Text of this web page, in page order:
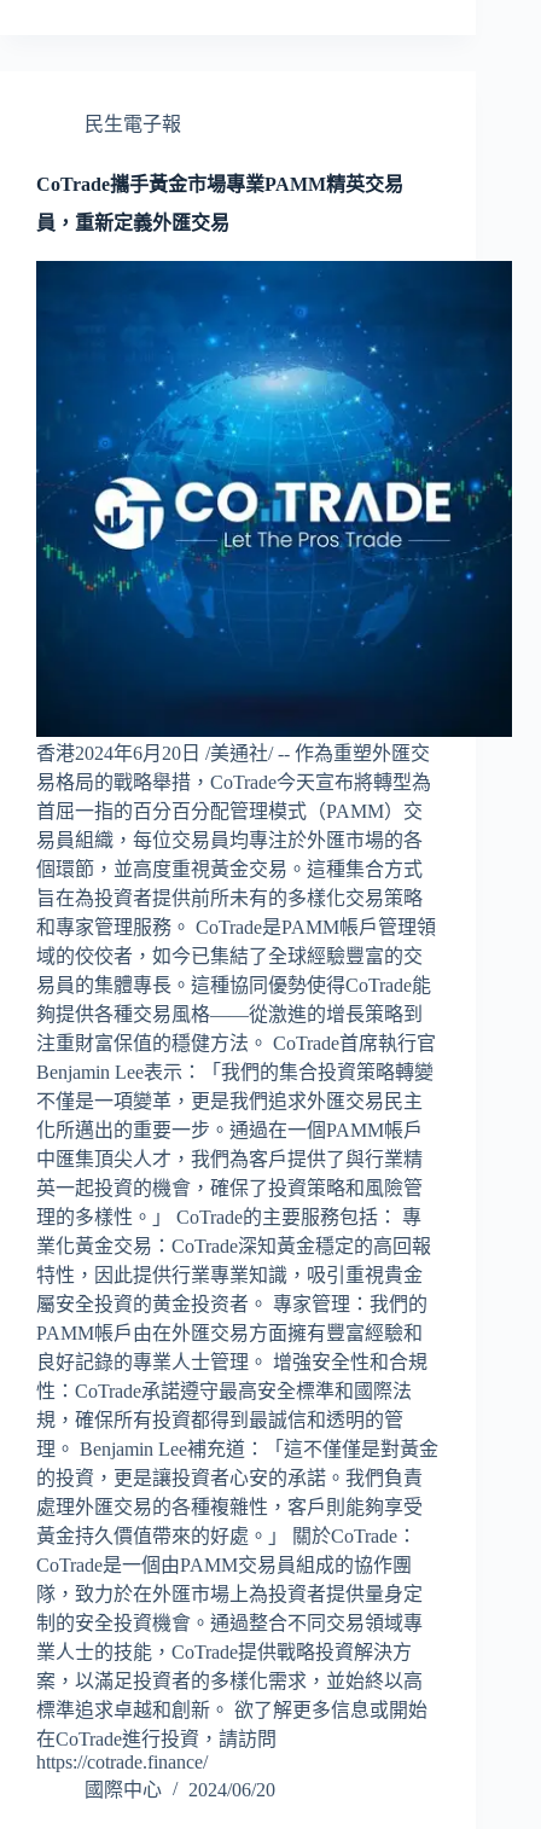
民生電子報
CoTrade攜手黃金市場專業PAMM精英交易
員，重新定義外匯交易
香港2024年6月20日 /美通社/ -- 作為重塑外匯交
易格局的戰略舉措，CoTrade今天宣布將轉型為
首屈一指的百分百分配管理模式（PAMM）交
易員組織，每位交易員均專注於外匯市場的各
個環節，並高度重視黃金交易。這種集合方式
旨在為投資者提供前所未有的多樣化交易策略
和專家管理服務。 CoTrade是PAMM帳戶管理領
域的佼佼者，如今已集結了全球經驗豐富的交
易員的集體專長。這種協同優勢使得CoTrade能
夠提供各種交易風格——從激進的增長策略到
注重財富保值的穩健方法。 CoTrade首席執行官
Benjamin Lee表示：「我們的集合投資策略轉變
不僅是一項變革，更是我們追求外匯交易民主
化所邁出的重要一步。通過在一個PAMM帳戶
中匯集頂尖人才，我們為客戶提供了與行業精
英一起投資的機會，確保了投資策略和風險管
理的多樣性。」 CoTrade的主要服務包括： 專
業化黃金交易：CoTrade深知黃金穩定的高回報
特性，因此提供行業專業知識，吸引重視貴金
屬安全投資的黄金投资者。 專家管理：我們的
PAMM帳戶由在外匯交易方面擁有豐富經驗和
良好記錄的專業人士管理。 增強安全性和合規
性：CoTrade承諾遵守最高安全標準和國際法
規，確保所有投資都得到最誠信和透明的管
理。 Benjamin Lee補充道：「這不僅僅是對黃金
的投資，更是讓投資者心安的承諾。我們負責
處理外匯交易的各種複雜性，客戶則能夠享受
黃金持久價值帶來的好處。」 關於CoTrade：
CoTrade是一個由PAMM交易員組成的協作團
隊，致力於在外匯市場上為投資者提供量身定
制的安全投資機會。通過整合不同交易領域專
業人士的技能，CoTrade提供戰略投資解決方
案，以滿足投資者的多樣化需求，並始終以高
標準追求卓越和創新。 欲了解更多信息或開始
在CoTrade進行投資，請訪問
https://cotrade.finance/
國際中心
2024/06/20